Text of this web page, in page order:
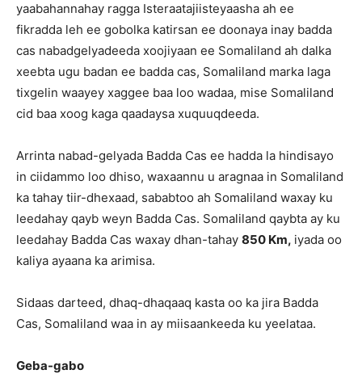
yaabahannahay ragga Isteraatajiisteyaasha ah ee
fikradda leh ee gobolka katirsan ee doonaya inay badda
cas nabadgelyadeeda xoojiyaan ee Somaliland ah dalka
xeebta ugu badan ee badda cas, Somaliland marka laga
tixgelin waayey xaggee baa loo wadaa, mise Somaliland
cid baa xoog kaga qaadaysa xuquuqdeeda.
Arrinta nabad-gelyada Badda Cas ee hadda la hindisayo
in ciidammo loo dhiso, waxaannu u aragnaa in Somaliland
ka tahay tiir-dhexaad, sababtoo ah Somaliland waxay ku
leedahay qayb weyn Badda Cas. Somaliland qaybta ay ku
leedahay Badda Cas waxay dhan-tahay 850 Km, iyada oo
kaliya ayaana ka arimisa.
Sidaas darteed, dhaq-dhaqaaq kasta oo ka jira Badda
Cas, Somaliland waa in ay miisaankeeda ku yeelataa.
Geba-gabo